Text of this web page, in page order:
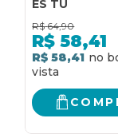
ÉS TU
R$ 64,90
R$ 58,41
R$ 58,41